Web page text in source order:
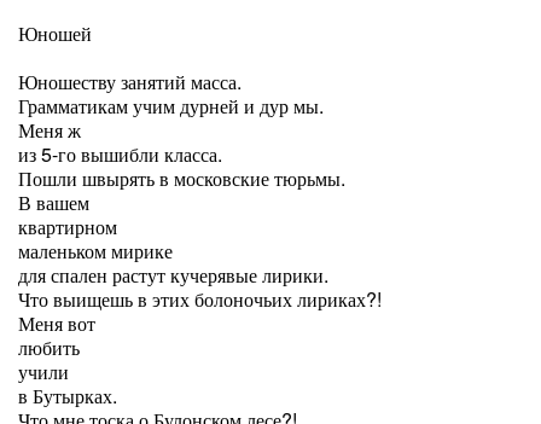
Юношей
Юношеству занятий масса.
Грамматикам учим дурней и дур мы.
Меня ж
из 5-го вышибли класса.
Пошли швырять в московские тюрьмы.
В вашем
квартирном
маленьком мирике
для спален растут кучерявые лирики.
Что выищешь в этих болоночьих лириках?!
Меня вот
любить
учили
в Бутырках.